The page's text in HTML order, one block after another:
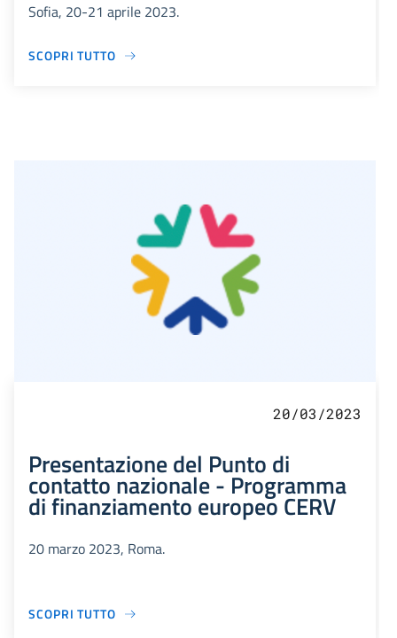
Sofia, 20-21 aprile 2023.
SCOPRI TUTTO
20/03/2023
Presentazione del Punto di
contatto nazionale - Programma
di finanziamento europeo CERV
20 marzo 2023, Roma.
SCOPRI TUTTO